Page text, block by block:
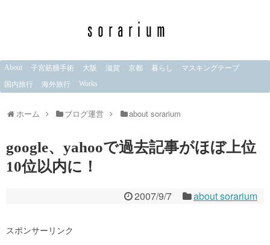
About 子宮筋腫手術 大阪 滋賀 京都 暮らし
マスキングテープ
国内旅行
海外旅行 Works
ホーム ブログ運営 about sorarium
google、yahooで過去記事がほぼ上位
10位以内に！
2007/9/7 about sorarium
スポンサーリンク